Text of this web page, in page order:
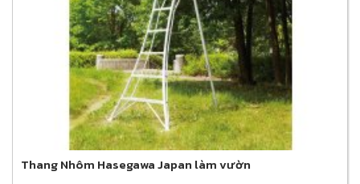
Thang Nhôm Hasegawa Japan làm vườn